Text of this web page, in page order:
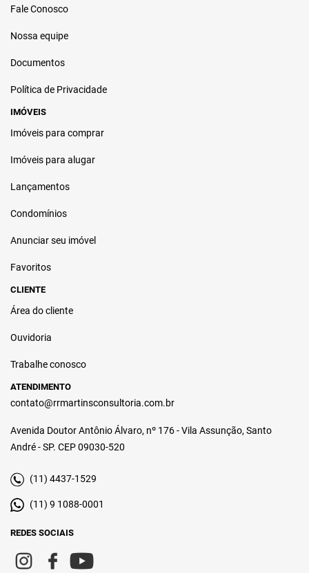
Fale Conosco
Nossa equipe
Documentos
Política de Privacidade
IMÓVEIS
Imóveis para comprar
Imóveis para alugar
Lançamentos
Condomínios
Anunciar seu imóvel
Favoritos
CLIENTE
Área do cliente
Ouvidoria
Trabalhe conosco
ATENDIMENTO
contato@rrmartinsconsultoria.com.br
Avenida Doutor Antônio Álvaro, nº 176 - Vila Assunção, Santo
André - SP. CEP 09030-520
(11) 4437-1529
(11) 9 1088-0001
REDES SOCIAIS